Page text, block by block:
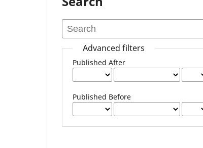
Advanced filters
Published After
Published Before